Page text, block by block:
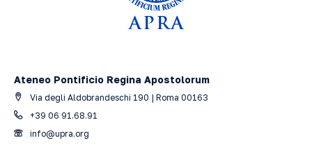
Ateneo Pontificio Regina Apostolorum
Via degli Aldobrandeschi 190 | Roma 00163
+39 06 91.68.91
info@upra.org